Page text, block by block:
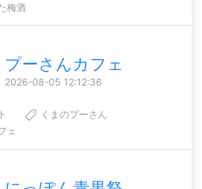
梅酒
プーさんカフェ
2026-08-05 12:12:36
くまのプーさん
ェ